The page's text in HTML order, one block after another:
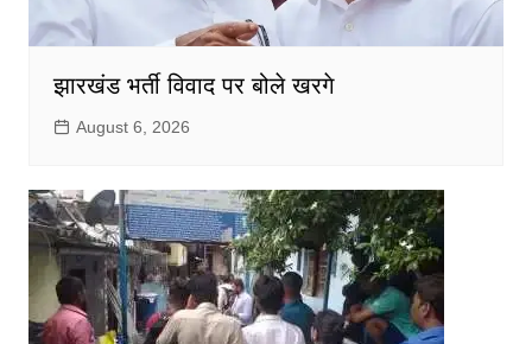
झारखंड भर्ती विवाद पर बोले खरगे
August 6, 2026